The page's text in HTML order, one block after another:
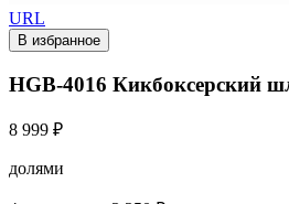
URL
В избранное
HGB-4016 Кикбоксерский
8 999 ₽
долями